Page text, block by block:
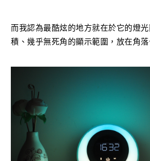
而我認為最酷炫的地方就在於它的燈
積、幾乎無死角的顯示範圍，放在角